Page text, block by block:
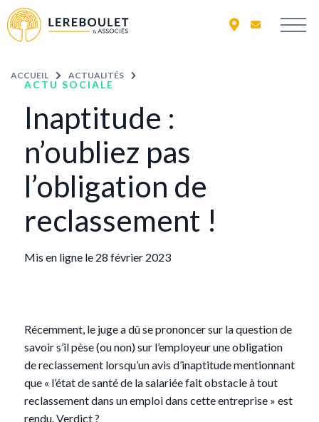
ACCUEILACCUEILACTUALITÉS
ACTU SOCIALE
Inaptitude :
n’oubliez pas
l’obligation de
reclassement !
Mis en ligne le 28 février 2023
Récemment, le juge a dû se prononcer sur la question de
savoir s’il pèse (ou non) sur l’employeur une obligation
de reclassement lorsqu’un avis d’inaptitude mentionnant
que « l’état de santé de la salariée fait obstacle à tout
reclassement dans un emploi dans cette entreprise » est
rendu. Verdict ?